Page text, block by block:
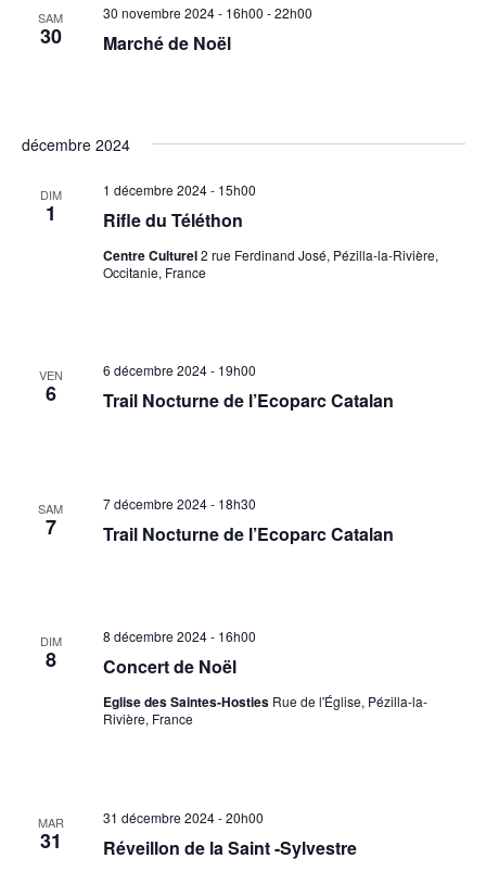
SAM
30 Marché de Noël
30 novembre 2024 - 16h00 -22h00
décembre 2024
DIM
1 Rifle du Téléthon
1 décembre 2024 - 15h00
Centre Culturel2 rue Ferdinand José, Pézilla-la-Rivière,
Occitanie, France
VEN
6 Trail Nocturne de l’Ecoparc Catalan
6 décembre 2024 - 19h00
SAM
7 Trail Nocturne de l’Ecoparc Catalan
7 décembre 2024 - 18h30
DIM
8 Concert de Noël
8 décembre 2024 - 16h00
Eglise des Saintes-Hosties Rue de l'Église, Pézilla-la-
Rivière, France
MAR
31 Réveillon de la Saint -Sylvestre
31 décembre 2024 - 20h00